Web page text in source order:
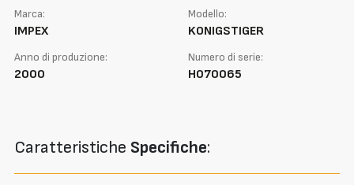
Marca:
IMPEX
Modello:
KONIGSTIGER
Anno di produzione:
2000
Numero di serie:
H070065
Caratteristiche Specifiche: